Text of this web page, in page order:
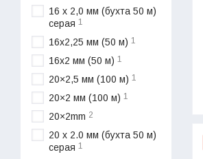
16 х 2,0 мм (бухта 50 м)
серая 1
16х2,25 мм (50 м) 1
16х2 мм (50 м) 1
20×2,5 мм (100 м) 1
20×2 мм (100 м) 1
20×2mm 2
20 х 2.0 мм (бухта 50 м)
серая 1